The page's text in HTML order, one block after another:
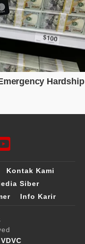
Kontak Kami
Siber
Info Karir
VDVC